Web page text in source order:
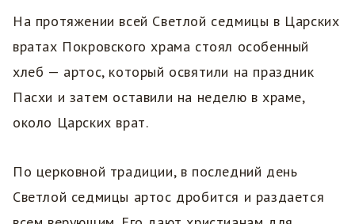
На протяжении всей Светлой седмицы в Царских
вратах Покровского храма стоял особенный
хлеб — артос, который освятили на праздник
Пасхи и затем оставили на неделю в храме,
около Царских врат.
По церковной традиции, в последний день
Светлой седмицы артос дробится и раздается